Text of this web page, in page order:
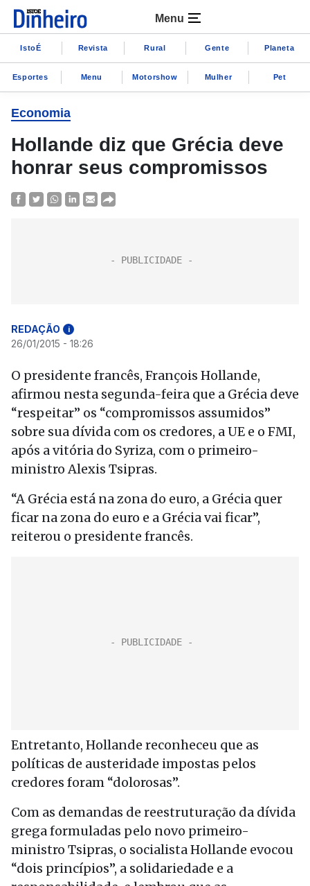
Menu
IstoÉ Revista Rural Gente Planeta
Esportes Menu Motorshow Mulher Pet
Economia
Hollande diz que Grécia deve
honrar seus compromissos
REDAÇÃO i
26/01/2015 - 18:26
O presidente francês, François Hollande,
afirmou nesta segunda-feira que a Grécia deve
“respeitar” os “compromissos assumidos”
sobre sua dívida com os credores, a UE e o FMI,
após a vitória do Syriza, com o primeiro-
ministro Alexis Tsipras.
“A Grécia está na zona do euro, a Grécia quer
ficar na zona do euro e a Grécia vai ficar”,
reiterou o presidente francês.
Entretanto, Hollande reconheceu que as
políticas de austeridade impostas pelos
credores foram “dolorosas”.
Com as demandas de reestruturação da dívida
grega formuladas pelo novo primeiro-
ministro Tsipras, o socialista Hollande evocou
“dois princípios”, a solidariedade e a